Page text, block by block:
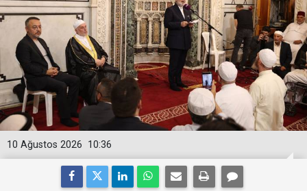
10:36
10 Ağustos 2026